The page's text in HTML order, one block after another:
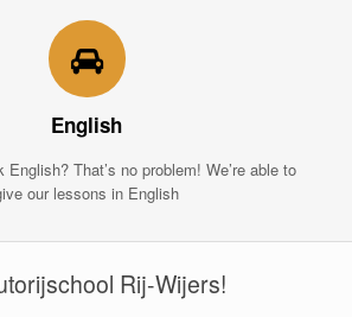
English
That’s no problem! We’re able to
our lessons in English
Rij-Wijers!